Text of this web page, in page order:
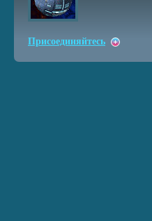
Присоединяйтесь